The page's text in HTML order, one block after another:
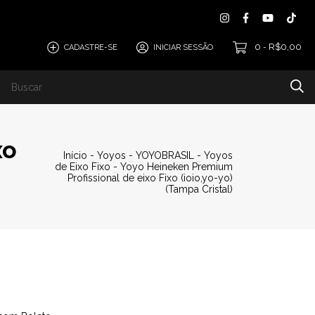
CADASTRE-SE INICIAR SESSÃO 0 - R$0,00
Início - Yoyos - YOYOBRASIL - Yoyos
de Eixo Fixo - Yoyo Heineken Premium
Profissional de eixo Fixo (ioio,yo-yo)
(Tampa Cristal)